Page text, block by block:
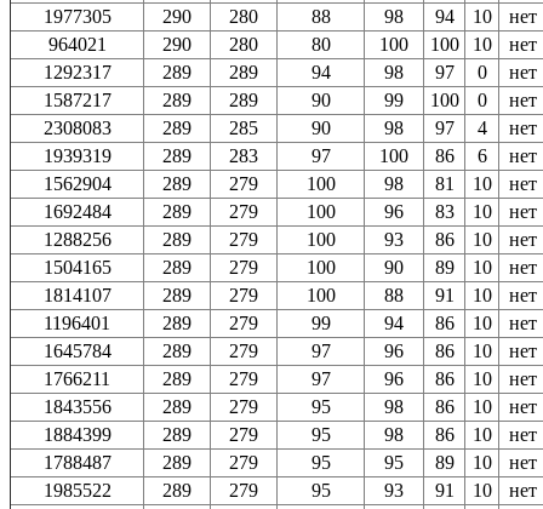
1977305
290 280 88 98 94 10
нет
964021
290 280 80 100 100 10
нет
1292317
289 289 94 98 97 0
нет
1587217
289 289 90 99 100 0
нет
2308083
289 285 90 98 97 4
нет
1939319
289 283 97 100 86 6
нет
1562904
289 279 100 98 81 10
нет
1692484
289 279 100 96 83 10
нет
1288256
289 279 100 93 86 10
нет
1504165
289 279 100 90 89 10
нет
1814107
289 279 100 88 91 10
нет
1196401
289 279 99 94 86 10
нет
1645784
289 279 97 96 86 10
нет
1766211
289 279 97 96 86 10
нет
1843556
289 279 95 98 86 10
нет
1884399
289 279 95 98 86 10
нет
1788487
289 279 95 95 89 10
нет
1985522
289 279 95 93 91 10
нет